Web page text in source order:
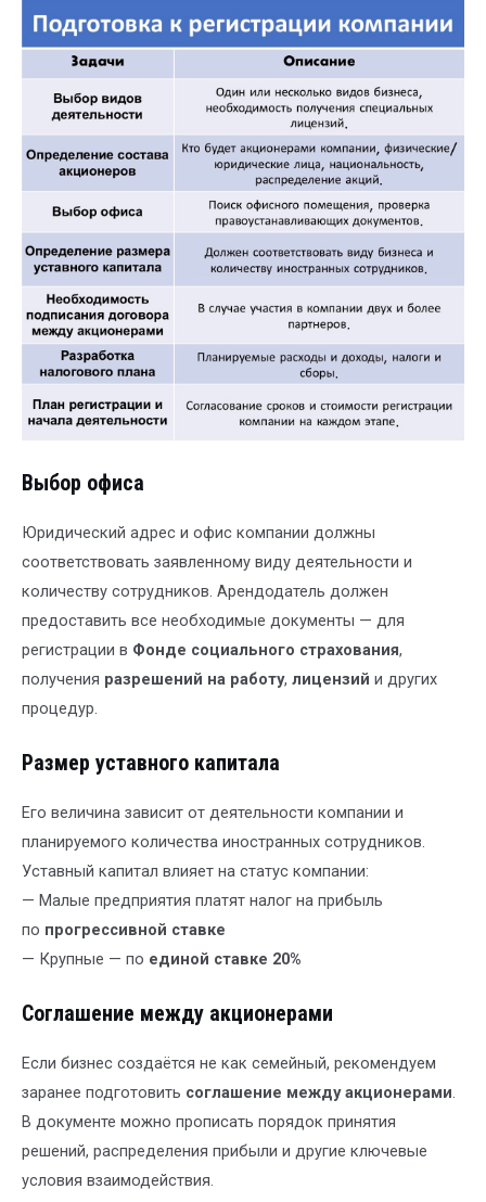
Выбор офиса
Юридический адрес и офис компании должны
соответствовать заявленному виду деятельности и
количеству сотрудников. Арендодатель должен
предоставить все необходимые документы — для
регистрации в Фонде социального страхования,
получения разрешений на работу, лицензий и других
процедур.
Размер уставного капитала
Его величина зависит от деятельности компании и
планируемого количества иностранных сотрудников.
Уставный капитал влияет на статус компании:
— Малые предприятия платят налог на прибыль
по прогрессивной ставке
— Крупные — по единой ставке 20%
Соглашение между акционерами
Если бизнес создаётся не как семейный, рекомендуем
заранее подготовить соглашение между акционерами.
В документе можно прописать порядок принятия
решений, распределения прибыли и другие ключевые
условия взаимодействия.